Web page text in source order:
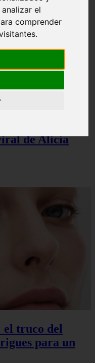
el
comprender
opiniones y
Monica
de Alicia
el truco del
para un